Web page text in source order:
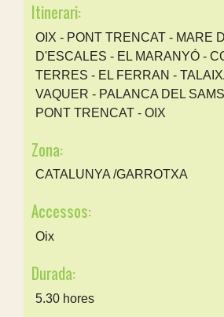
Itinerari:
OIX - PONT TRENCAT - MARE
D'ESCALES - EL MARANYÓ -
TERRES - EL FERRAN -
VAQUER - PALANCA DEL
PONT TRENCAT - OIX
Zona:
CATALUNYA /GARROTXA
Accessos:
Oix
Durada:
5.30 hores